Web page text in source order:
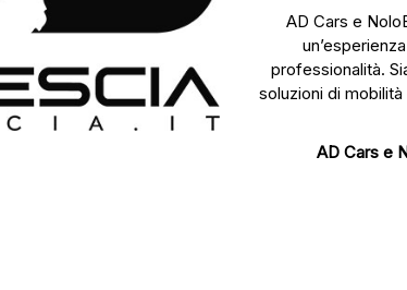
AD Cars e
professionalità.
soluzioni di
AD Cars e